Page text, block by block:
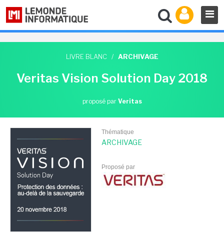
LIVRE BLANC / ARCHIVAGE
Veritas Vision Solution Day 2018
proposé par Veritas
Thématique
ARCHIVAGE
Proposé par